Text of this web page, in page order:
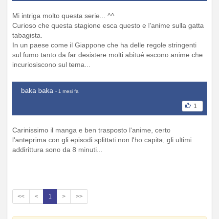
Mi intriga molto questa serie... ^^
Curioso che questa stagione esca questo e l'anime sulla gatta
tabagista.
In un paese come il Giappone che ha delle regole stringenti
sul fumo tanto da far desistere molti abitué escono anime che
incuriosiscono sul tema...
baka baka - 1 mesi fa
1
Carinissimo il manga e ben trasposto l'anime, certo
l'anteprima con gli episodi splittati non l'ho capita, gli ultimi
addirittura sono da 8 minuti...
<< < 1 > >>